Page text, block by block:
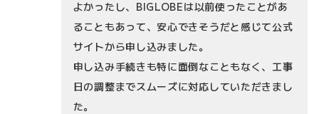
よかったし、BIGLOBEは以前使ったことがあ
ることもあって、安心できそうだと感じて公式
サイトから申し込みました。
申し込み手続きも特に面倒なこともなく、工事
日の調整までスムーズに対応していただきまし
た。